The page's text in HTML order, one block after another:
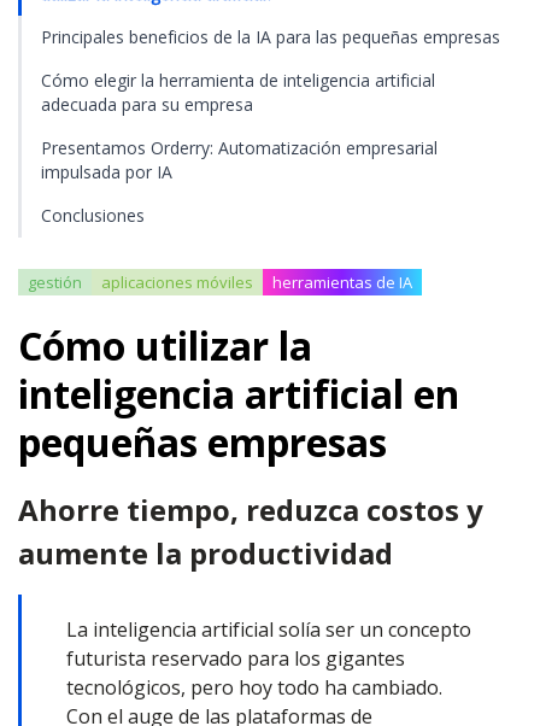
Principales beneficios de la IA para las pequeñas empresas
Cómo elegir la herramienta de inteligencia artificial
adecuada para su empresa
Presentamos Orderry: Automatización empresarial
impulsada por IA
Conclusiones
gestión aplicaciones móviles herramientas de IA
Cómo utilizar la
inteligencia artificial en
pequeñas empresas
Ahorre tiempo, reduzca costos y
aumente la productividad
La inteligencia artificial solía ser un concepto
futurista reservado para los gigantes
tecnológicos, pero hoy todo ha cambiado.
Con el auge de las plataformas de